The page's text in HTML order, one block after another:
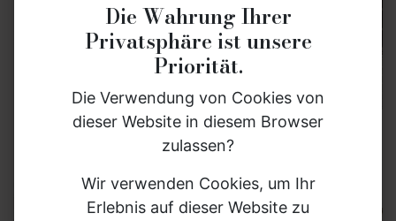
Die Wahrung Ihrer
Privatsphäre ist unsere
Priorität.
Die Verwendung von Cookies von
dieser Website in diesem Browser
zulassen?
Wir verwenden Cookies, um Ihr
Erlebnis auf dieser Website zu